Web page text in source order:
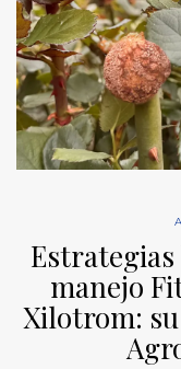
manejo
Xilotrom: